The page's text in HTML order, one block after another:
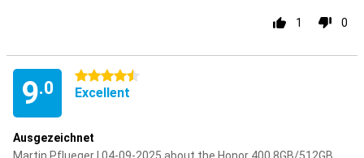
1 0
9.0
4.5 stars
Excellent
Ausgezeichnet